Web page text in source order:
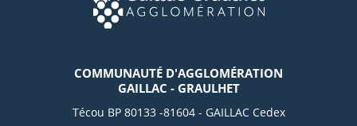
COMMUNAUTÉ D'AGGLOMÉRATION
GAILLAC - GRAULHET
Técou BP 80133 -81604 - GAILLAC Cedex